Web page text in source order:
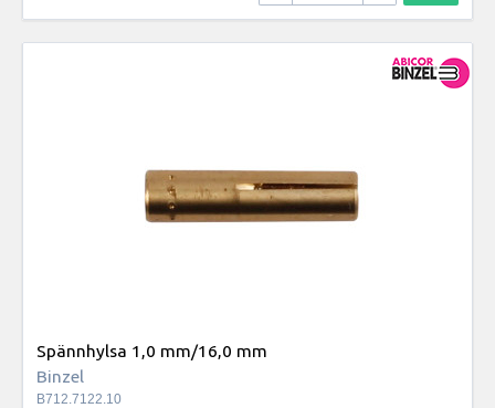
Spännhylsa 1,0 mm/16,0 mm
Binzel
B712.7122.10